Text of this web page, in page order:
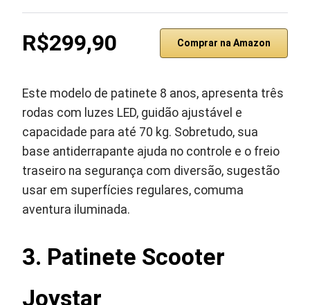
R$299,90 Comprar na Amazon
Este modelo de patinete 8 anos, apresenta três
rodas com luzes LED, guidão ajustável e
capacidade para até 70 kg. Sobretudo, sua
base antiderrapante ajuda no controle e o freio
traseiro na segurança com diversão, sugestão
usar em superfícies regulares, comuma
aventura iluminada.
3. Patinete Scooter
Joystar